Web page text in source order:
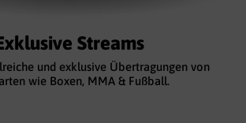
Streams
und exklusive Übertragungen von
wie Boxen, MMA & Fußball.